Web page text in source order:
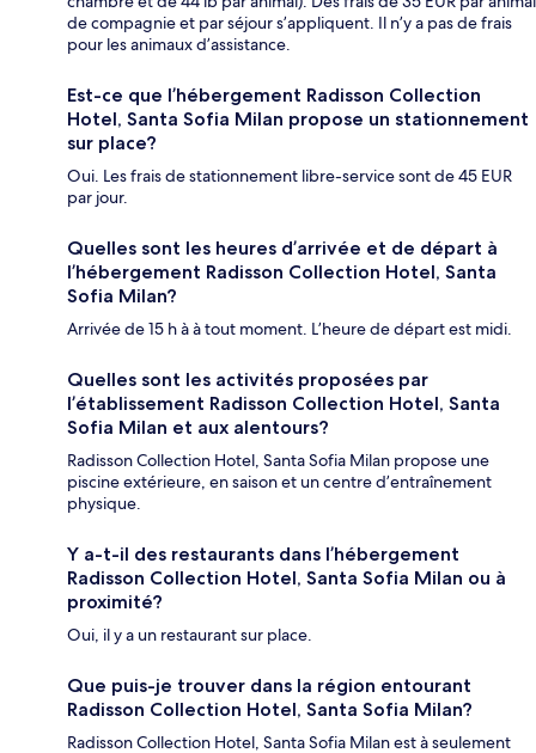
de compagnie et par séjour s’appliquent. Il n’y a pas de frais
pour les animaux d’assistance.
Est-ce que l’hébergement Radisson Collection
Hotel, Santa Sofia Milan propose un stationnement
sur place?
Oui. Les frais de stationnement libre-service sont de 45 EUR
par jour.
Quelles sont les heures d’arrivée et de départ à
l’hébergement Radisson Collection Hotel, Santa
Sofia Milan?
Arrivée de 15 h à à tout moment. L’heure de départ est midi.
Quelles sont les activités proposées par
l’établissement Radisson Collection Hotel, Santa
Sofia Milan et aux alentours?
Radisson Collection Hotel, Santa Sofia Milan propose une
piscine extérieure, en saison et un centre d’entraînement
physique.
Y a-t-il des restaurants dans l’hébergement
Radisson Collection Hotel, Santa Sofia Milan ou à
proximité?
Oui, il y a un restaurant sur place.
Que puis-je trouver dans la région entourant
Radisson Collection Hotel, Santa Sofia Milan?
Radisson Collection Hotel, Santa Sofia Milan est à seulement